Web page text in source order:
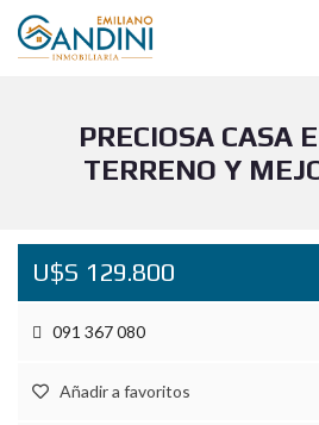
PRECIOSA CASA
TERRENO Y
U$S 129.800
091 367 080
Añadir a favoritos